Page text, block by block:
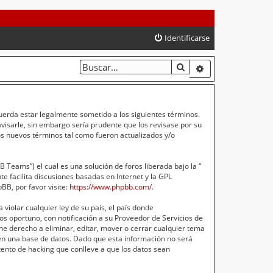
Identificarse
BUSCAR
estar legalmente sometido a los siguientes términos.
sin embargo sería prudente que los revisase por su
nuevos términos tal como fueron actualizados y/o
Teams”) el cual es una solución de foros liberada bajo la “
facilita discusiones basadas en Internet y la GPL
por favor visite: https://www.phpbb.com/.
cualquier ley de su país, el país donde
oportuno, con notificación a su Proveedor de Servicios de
derecho a eliminar, editar, mover o cerrar cualquier tema
base de datos. Dado que esta información no será
de hacking que conlleve a que los datos sean